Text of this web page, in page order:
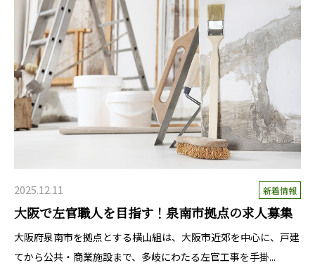
2025.12.11 新着情報
大阪で左官職人を目指す！泉南市拠点の求人募集
大阪府泉南市を拠点とする横山組は、大阪市近郊を中心に、戸建
てから公共・商業施設まで、多岐にわたる左官工事を手掛...